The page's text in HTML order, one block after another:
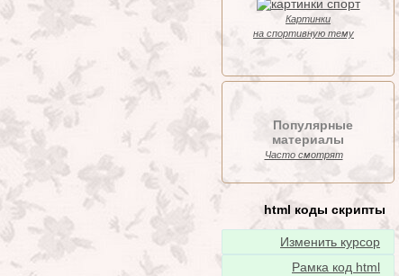
Картинки
на спортивную тему
Популярные
материалы
Часто смотрят
html коды скрипты
Изменить курсор
Рамка код html